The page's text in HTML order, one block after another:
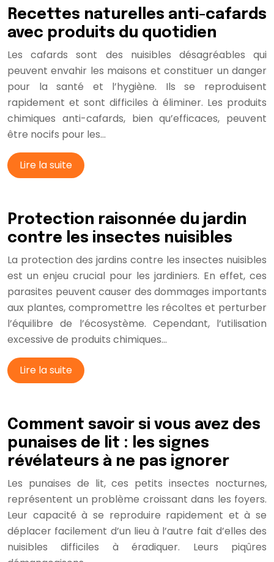
Recettes naturelles anti-cafards
avec produits du quotidien
Les cafards sont des nuisibles désagréables qui
peuvent envahir les maisons et constituer un danger
pour la santé et l’hygiène. Ils se reproduisent
rapidement et sont difficiles à éliminer. Les produits
chimiques anti-cafards, bien qu’efficaces, peuvent
être nocifs pour les…
Lire la suite
Protection raisonnée du jardin
contre les insectes nuisibles
La protection des jardins contre les insectes nuisibles
est un enjeu crucial pour les jardiniers. En effet, ces
parasites peuvent causer des dommages importants
aux plantes, compromettre les récoltes et perturber
l’équilibre de l’écosystème. Cependant, l’utilisation
excessive de produits chimiques…
Lire la suite
Comment savoir si vous avez des
punaises de lit : les signes
révélateurs à ne pas ignorer
Les punaises de lit, ces petits insectes nocturnes,
représentent un problème croissant dans les foyers.
Leur capacité à se reproduire rapidement et à se
déplacer facilement d’un lieu à l’autre fait d’elles des
nuisibles difficiles à éradiquer. Leurs piqûres